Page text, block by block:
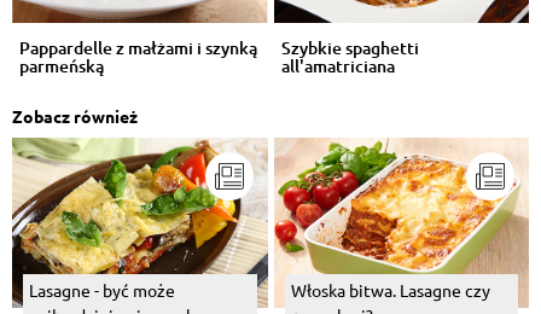
Pappardelle z małżami i szynką
parmeńską
Szybkie spaghetti
all'amatriciana
Zobacz również
Lasagne - być może
Włoska bitwa. Lasagne czy